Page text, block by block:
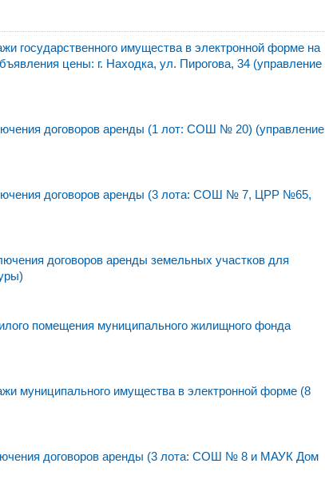
имущества в электронной форме на
цены: г. Находка, ул. Пирогова, 34 (управление
договоров аренды (1 лот: СОШ № 20) (управление
договоров аренды (3 лота: СОШ № 7, ЦРР №65,
договоров аренды земельных участков для
помещения муниципального жилищного фонда
муниципального имущества в электронной форме (8
договоров аренды (3 лота: СОШ № 8 и МАУК Дом